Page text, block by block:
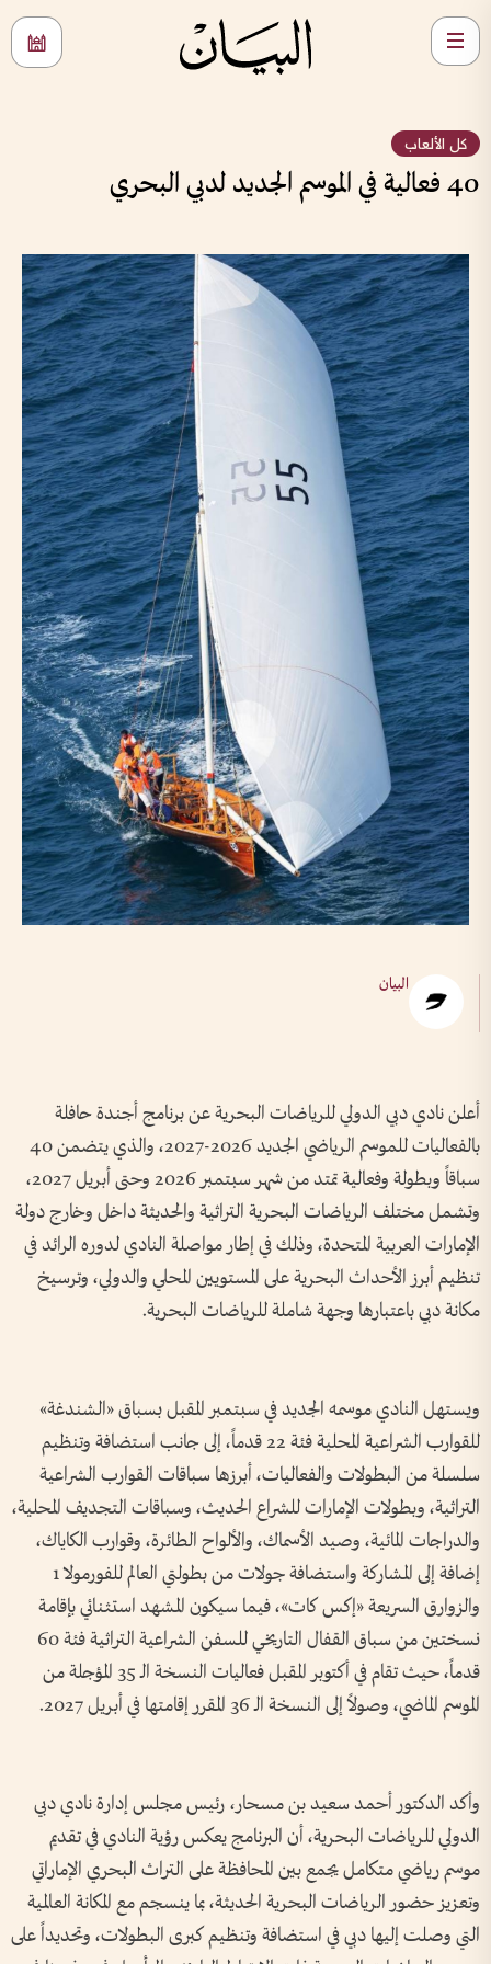
كل الألعاب
40 فعالية في الموسم الجديد لدبي البحري
البيان
أعلن نادي دبي الدولي للرياضات البحرية عن برنامج أجندة حافلة
بالفعاليات للموسم الرياضي الجديد 2026-2027، والذي يتضمن 40
سباقاً وبطولة وفعالية تمتد من شهر سبتمبر 2026 وحتى أبريل 2027،
وتشمل مختلف الرياضات البحرية التراثية والحديثة داخل وخارج دولة
الإمارات العربية المتحدة، وذلك في إطار مواصلة النادي لدوره الرائد في
تنظيم أبرز الأحداث البحرية على المستويين المحلي والدولي، وترسيخ
مكانة دبي باعتبارها وجهة شاملة للرياضات البحرية.
ويستهل النادي موسمه الجديد في سبتمبر المقبل بسباق «الشندغة»
للقوارب الشراعية المحلية فئة 22 قدماً، إلى جانب استضافة وتنظيم
سلسلة من البطولات والفعاليات، أبرزها سباقات القوارب الشراعية
التراثية، وبطولات الإمارات للشراع الحديث، وسباقات التجديف المحلية،
والدراجات المائية، وصيد الأسماك، والألواح الطائرة، وقوارب الكاياك،
إضافة إلى المشاركة واستضافة جولات من بطولتي العالم للفورمولا 1
والزوارق السريعة «إكس كات»، فيما سيكون المشهد استثنائي بإقامة
نسختين من سباق القفال التاريخي للسفن الشراعية التراثية فئة 60
قدماً، حيث تقام في أكتوبر المقبل فعاليات النسخة الـ 35 المؤجلة من
الموسم الماضي، وصولاً إلى النسخة الـ 36 المقرر إقامتها في أبريل 2027.
وأكد الدكتور أحمد سعيد بن مسحار، رئيس مجلس إدارة نادي دبي
الدولي للرياضات البحرية، أن البرنامج يعكس رؤية النادي في تقديم
موسم رياضي متكامل يجمع بين المحافظة على التراث البحري الإماراتي
وتعزيز حضور الرياضات البحرية الحديثة، بما ينسجم مع المكانة العالمية
التي وصلت إليها دبي في استضافة وتنظيم كبرى البطولات، وتحديداً على